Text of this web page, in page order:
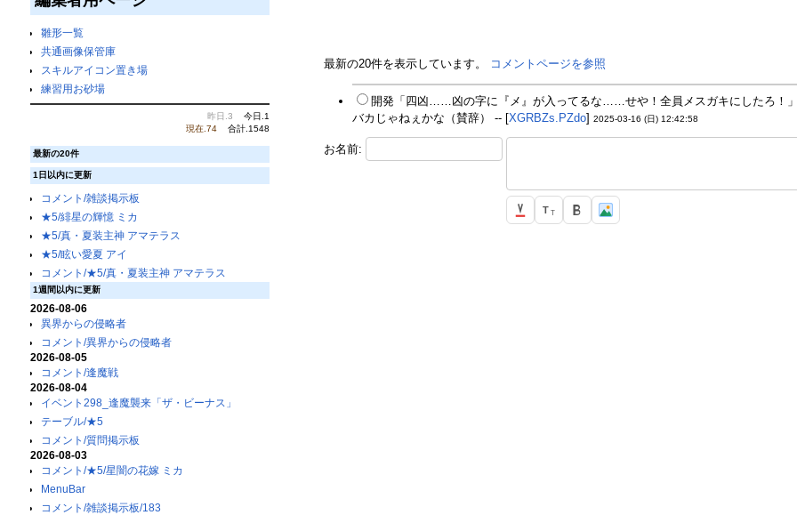
雛形一覧
共通画像保管庫
スキルアイコン置き場
練習用お砂場
昨日.3
今日.1
現在.74
合計.1548
最新の20件
1日以内に更新
コメント/雑談掲示板
★5/緋星の輝憶 ミカ
★5/真・夏装主神 アマテラス
★5/眩い愛夏 アイ
コメント/★5/真・夏装主神 アマテラス
1週間以内に更新
2026-08-06
異界からの侵略者
コメント/異界からの侵略者
2026-08-05
コメント/逢魔戦
2026-08-04
イベント298_逢魔襲来「ザ・ビーナス」
テーブル/★5
コメント/質問掲示板
2026-08-03
コメント/★5/星闇の花嫁 ミカ
MenuBar
コメント/雑談掲示板/183
最新の20件を表示しています。 コメントページを参照
開発「四凶……凶の字に『メ』が入ってるな……せや！全員メスガキにしたろ！
バカじゃねぇかな（賛辞） -- [XGRBZs.PZdo] 2025-03-16 (日) 12:42:58
お名前:
T T